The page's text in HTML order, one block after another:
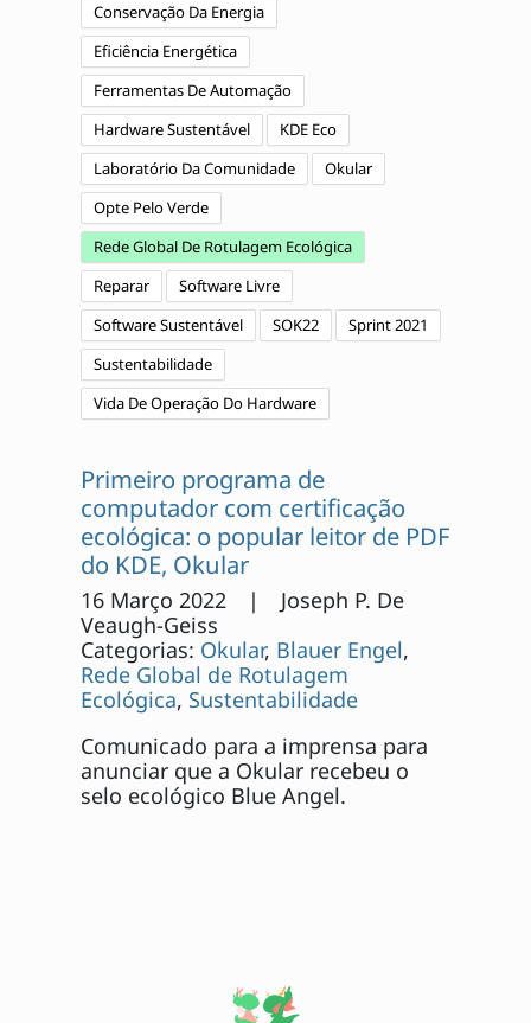
Conservação Da Energia
Eficiência Energética
Ferramentas De Automação
Hardware Sustentável
KDE Eco
Laboratório Da Comunidade
Okular
Opte Pelo Verde
Rede Global De Rotulagem Ecológica
Reparar
Software Livre
Software Sustentável
SOK22
Sprint 2021
Sustentabilidade
Vida De Operação Do Hardware
Primeiro programa de
computador com certificação
ecológica: o popular leitor de PDF
do KDE, Okular
16 Março 2022 | Joseph P. De
Veaugh-Geiss
Categorias: Okular, Blauer Engel,
Rede Global de Rotulagem
Ecológica, Sustentabilidade
Comunicado para a imprensa para
anunciar que a Okular recebeu o
selo ecológico Blue Angel.